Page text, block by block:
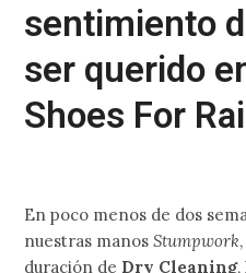
sentimiento
ser querido
Shoes For
En poco menos de dos
nuestras manos Stumpwork
duración de Dry Cleaning,